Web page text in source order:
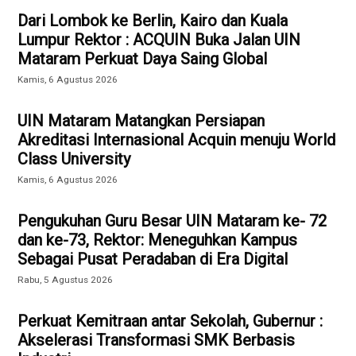
Dari Lombok ke Berlin, Kairo dan Kuala
Lumpur Rektor : ACQUIN Buka Jalan UIN
Mataram Perkuat Daya Saing Global
Kamis, 6 Agustus 2026
UIN Mataram Matangkan Persiapan
Akreditasi Internasional Acquin menuju World
Class University
Kamis, 6 Agustus 2026
Pengukuhan Guru Besar UIN Mataram ke- 72
dan ke-73, Rektor: Meneguhkan Kampus
Sebagai Pusat Peradaban di Era Digital
Rabu, 5 Agustus 2026
Perkuat Kemitraan antar Sekolah, Gubernur :
Akselerasi Transformasi SMK Berbasis